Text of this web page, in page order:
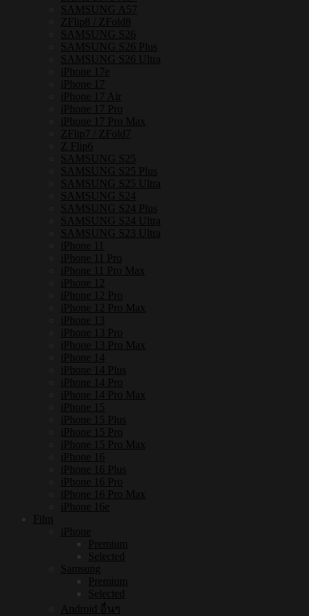
SAMSUNG A57
ZFlip8 / ZFold8
SAMSUNG S26
SAMSUNG S26 Plus
SAMSUNG S26 Ultra
iPhone 17e
iPhone 17
iPhone 17 Air
iPhone 17 Pro
iPhone 17 Pro Max
ZFlip7 / ZFold7
Z Flip6
SAMSUNG S25
SAMSUNG S25 Plus
SAMSUNG S25 Ultra
SAMSUNG S24
SAMSUNG S24 Plus
SAMSUNG S24 Ultra
SAMSUNG S23 Ultra
iPhone 11
iPhone 11 Pro
iPhone 11 Pro Max
iPhone 12
iPhone 12 Pro
iPhone 12 Pro Max
iPhone 13
iPhone 13 Pro
iPhone 13 Pro Max
iPhone 14
iPhone 14 Plus
iPhone 14 Pro
iPhone 14 Pro Max
iPhone 15
iPhone 15 Plus
iPhone 15 Pro
iPhone 15 Pro Max
iPhone 16
iPhone 16 Plus
iPhone 16 Pro
iPhone 16 Pro Max
iPhone 16e
Film
iPhone
Premium
Selected
Samsung
Premium
Selected
Android อื่นๆ